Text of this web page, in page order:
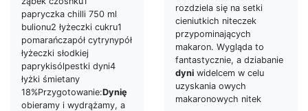
rozdziela się na setki
cieniutkich niteczek
przypominających
makaron. Wygląda to
fantastycznie, a dziabanie
dyni widelcem w celu
uzyskania owych
makaronowych nitek
papryczka chilli 750 ml
bulionu2 łyżeczki cukru1
pomarańczapół cytrynypół
łyżeczki słodkiej
paprykisólpestki dyni4
łyżki śmietany
18%Przygotowanie:Dynię
obieramy i wydrążamy, a